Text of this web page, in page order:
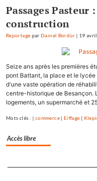
Passages
construction
Reportage parDaniel Bordür | 19
Seize ans après les premières
pont Battant, la place et le
d'une vaste opération de
centre-historique de Besançon.
logements, un supermarché et
Mots clés : |commerce|Eiffage |
Accès libre